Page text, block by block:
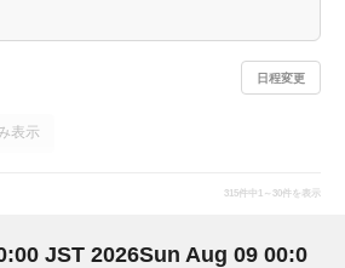
日程変更
表示
315件中 1～30件を表示
JST 2026Sun Aug 09 00:0